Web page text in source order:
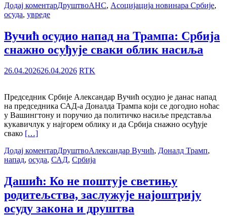
Додај коментарДруштвоАНС, Асоцијација новинара Србије,
осуда, увреде
Вучић осудио напад на Трампа: Србија
снажно осуђује сваки облик насиља
26.04.202626.04.2026 RTK
Председник Србије Александар Вучић осудио је данас напад
на председника САД-а Доналда Трампа који се догодио ноћас
у Вашингтону и поручио да политичко насиље представља
кукавичлук у најгорем облику и да Србија снажно осуђује
свако […]
Додај коментарДруштвоАлександар Вучић, Доналд Трамп,
напад, осуда, САД, Србија
Дашић: Ко не поштује светињу
родитељства, заслужује најоштрију
осуду закона и друштва